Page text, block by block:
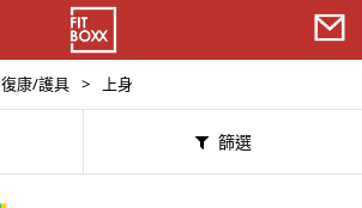
復康/護具 > 上身
篩選